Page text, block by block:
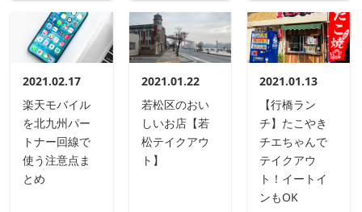
2021.02.17
楽天モバイル
を北九州パー
トナー回線で
使う注意点ま
とめ
2021.01.22
若松区のおい
しいお店【若
松テイクアウ
ト】
2021.01.13
【行橋ラン
チ】たこやき
チエちゃんで
テイクアウ
ト！イートイ
ンもOK